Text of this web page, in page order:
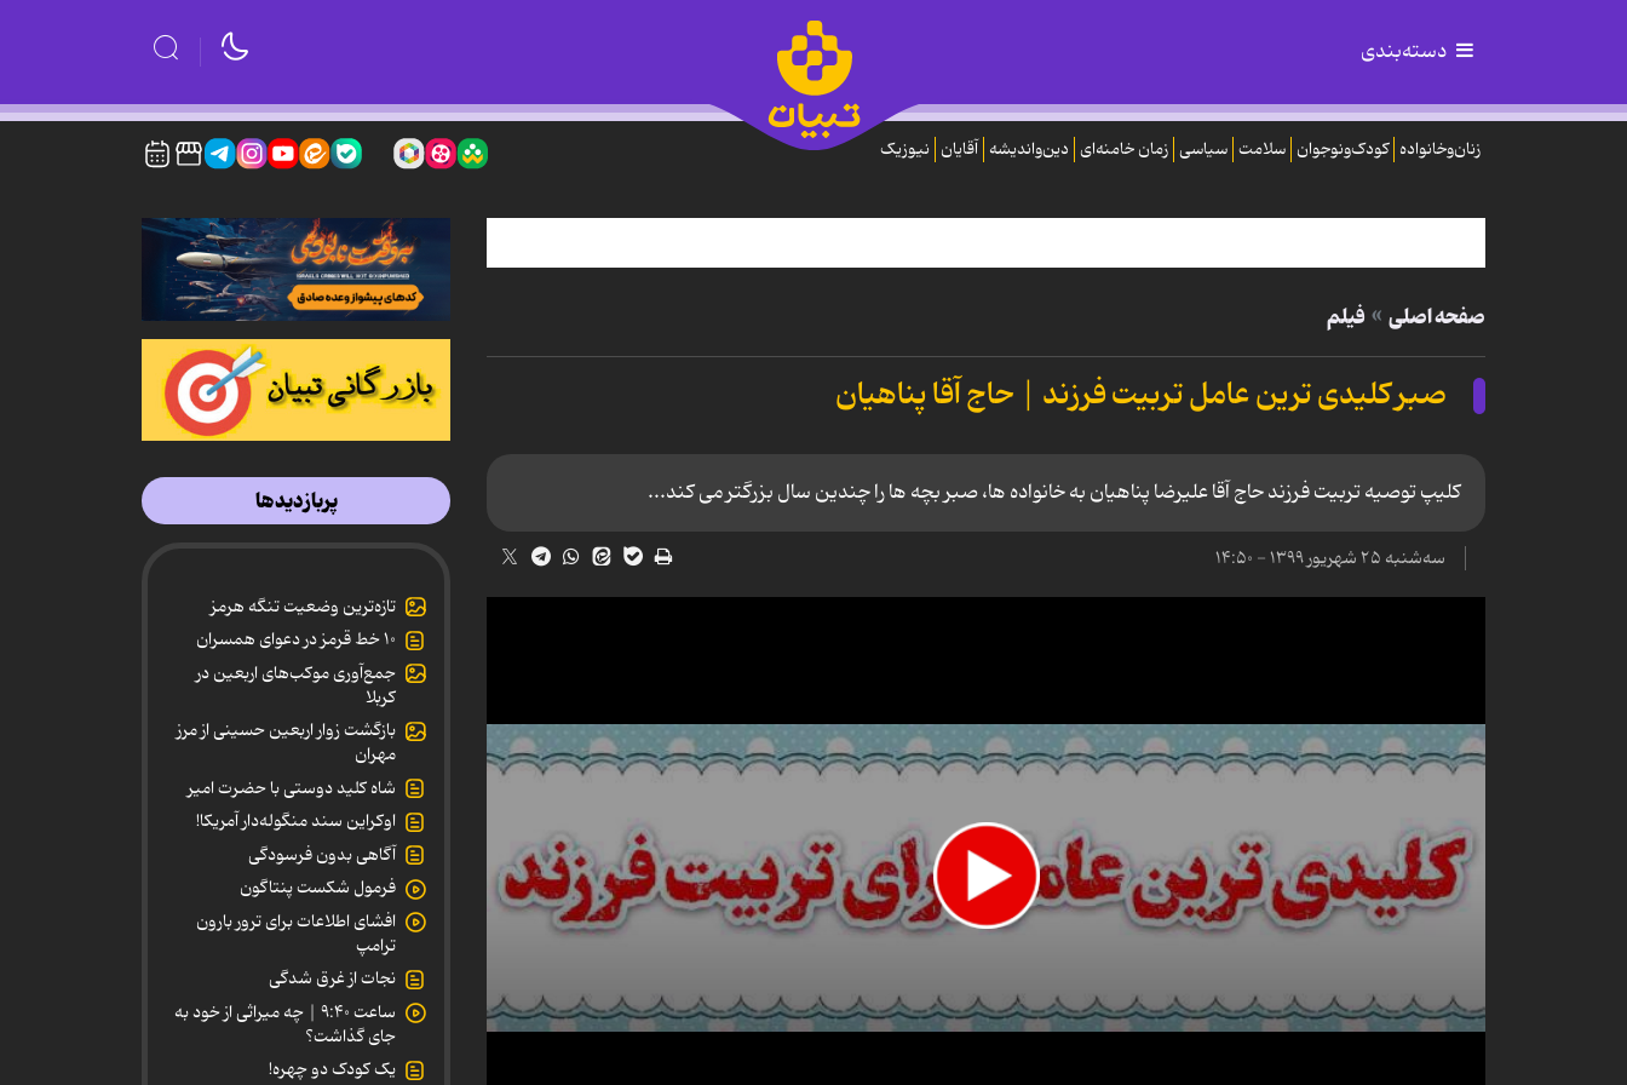
دسته‌بندی
زنان‌وخانواده کودک‌ونوجوان سلامت سیاسی زمان خامنه‌ای دین‌واندیشه آقایان نیوزیک
صفحه اصلی فیلم
صبر کلیدی ترین عامل تربیت فرزند | حاج آقا پناهیان
کلیپ توصیه تربیت فرزند حاج آقا علیرضا پناهیان به خانواده ها، صبر بچه ها را چندین سال بزرگتر می کند...
سه‌شنبه ۲۵ شهریور ۱۳۹۹ - ۱۴:۵۰
پربازدیدها
تازه‌ترین وضعیت تنگه هرمز
۱۰ خط قرمز در دعوای همسران
جمع‌آوری موکب‌های اربعین در
کربلا
بازگشت زوار اربعین حسینی از مرز
مهران
شاه کلید دوستی با حضرت امیر
اوکراین سند منگوله‌دار آمریکا!
آگاهی بدون فرسودگی
فرمول شکست پنتاگون
افشای اطلاعات برای ترور بارون
ترامپ
نجات از غرق شدگی
ساعت ۹:۴۰ | چه میراثی از خود به
جای گذاشت؟
یک کودک دو چهره!